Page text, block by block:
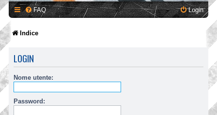
FAQ Login
Indice
LOGIN
Nome utente:
Password: